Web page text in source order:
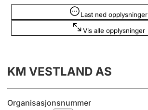
Registrere, endre, slette
Årsregnskap
Innsending og forsinkelsesgebyr
Last ned opplysninger
Vis alle opplysninger
Opplysninger er skjult
KM VESTLAND AS
Organisasjonsnummer